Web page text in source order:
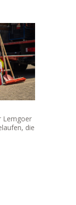
Lemgoer
die